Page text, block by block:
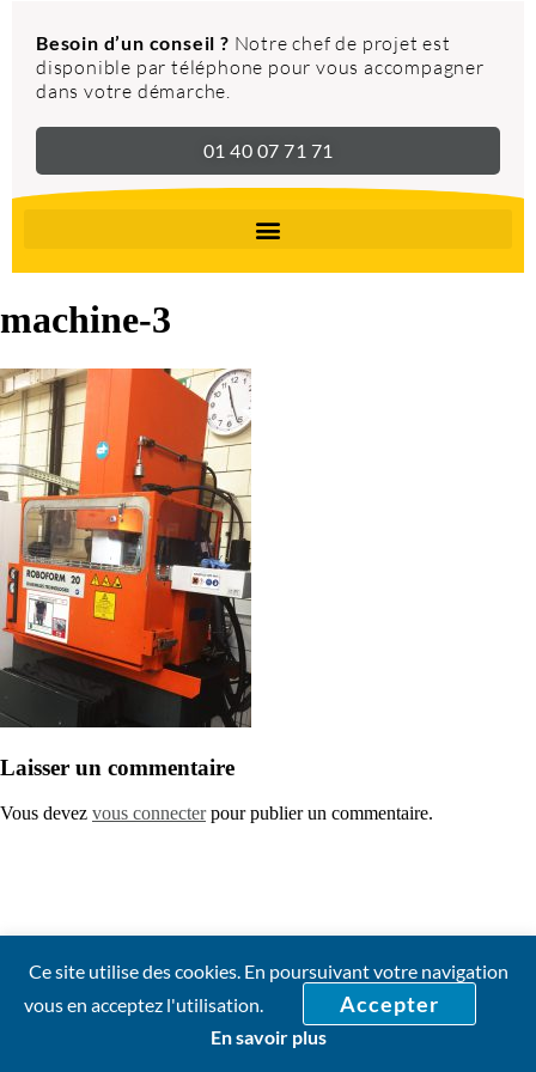
Besoin d’un conseil ? Notre chef de projet est
disponible par téléphone pour vous accompagner
dans votre démarche.
01 40 07 71 71
machine-3
Laisser un commentaire
Vous devez vous connecterpour publier un commentaire.
Ce site utilise des cookies. En poursuivant votre navigation
vous en acceptez l'utilisation.
Accepter
En savoir plus